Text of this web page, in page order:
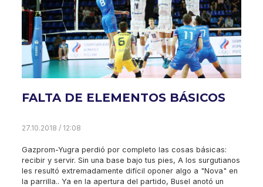
FALTA DE ELEMENTOS BÁSICOS
27.10.2018 / 12:08
Gazprom-Yugra perdió por completo las cosas básicas:
recibir y servir. Sin una base bajo tus pies, A los surgutianos
les resultó extremadamente difícil oponer algo a "Nova" en
la parrilla.. Ya en la apertura del partido, Busel anotó un